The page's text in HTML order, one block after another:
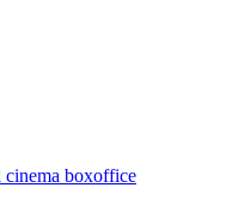
boxoffice